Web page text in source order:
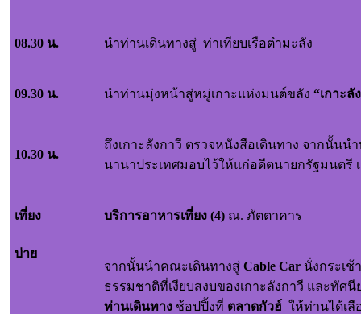
08.30 น. นำท่านเดินทางสู่ ท่าเทียบเรือตำมะลัง
09.30 น. นำท่านมุ่งหน้าสู่หมู่เกาะแห่งมนต์ขลัง “เกาะลั
10.30 น.
ถึงเกาะลังกาวี ตรวจหนังสือเดินทาง จากนั้นน
นานาประเทศมอบไว้ให้แก่อดีตนายกรัฐมนตรี
เที่ยง บริการอาหารเที่ยง (4) ณ. ภัตตาคาร
บ่าย
จากนั้นนำคณะเดินทางสู่ Cable Car นั่งกระเช้
ธรรมชาติที่เงียบสงบของเกาะลังกาวี และทัศ
ท่านเดินทาง ช้อปปิ้งที่ ตลาดกัวฮ์ ให้ท่านได้เลื